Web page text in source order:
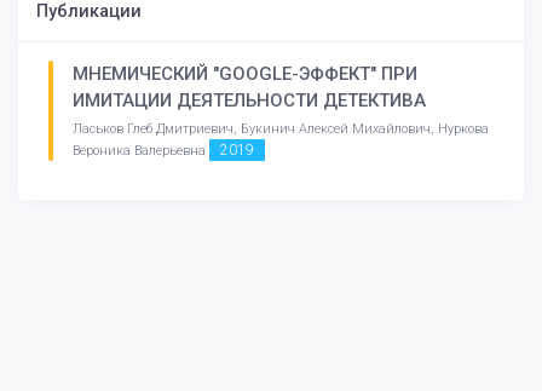
Публикации
МНЕМИЧЕСКИЙ "GOOGLE-ЭФФЕКТ" ПРИ
ИМИТАЦИИ ДЕЯТЕЛЬНОСТИ ДЕТЕКТИВА
Ласьков Глеб Дмитриевич, Букинич Алексей Михайлович, Нуркова
Вероника Валерьевна
2019